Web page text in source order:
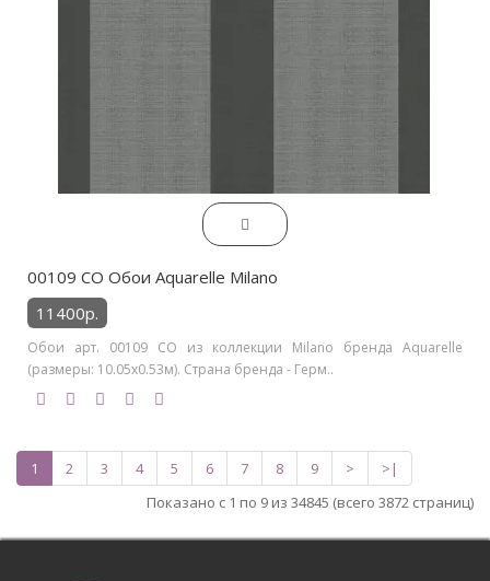
00109 CO Обои Aquarelle Milano
11400р.
Обои арт. 00109 CO из коллекции Milano бренда Aquarelle
(размеры: 10.05х0.53м). Страна бренда - Герм..
1 2 3 4 5 6 7 8 9 >
>|
Показано с 1 по 9 из 34845 (всего 3872 страниц)